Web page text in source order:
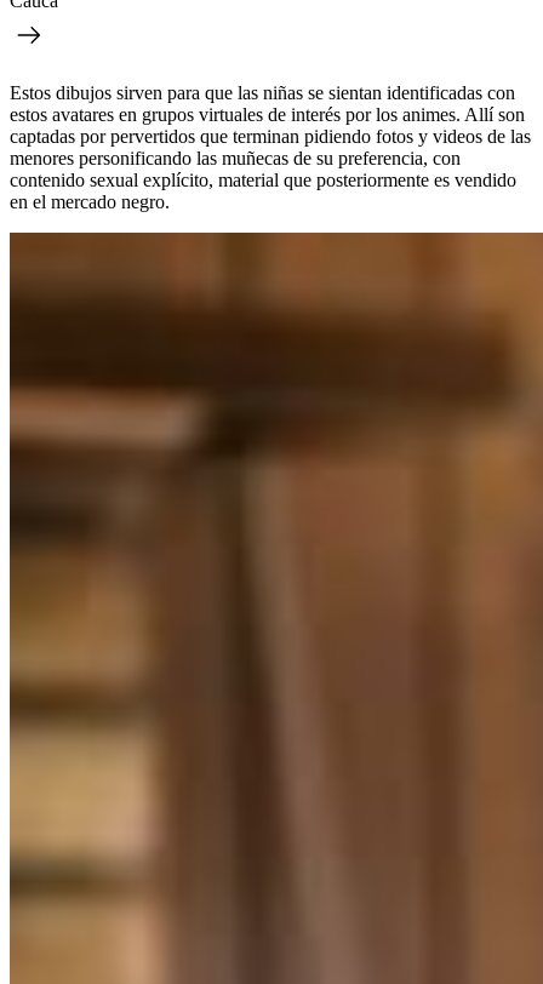
Estos dibujos sirven para que las niñas se sientan identificadas con
estos avatares en grupos virtuales de interés por los animes. Allí son
captadas por pervertidos que terminan pidiendo fotos y videos de las
menores personificando las muñecas de su preferencia, con
contenido sexual explícito, material que posteriormente es vendido
en el mercado negro.